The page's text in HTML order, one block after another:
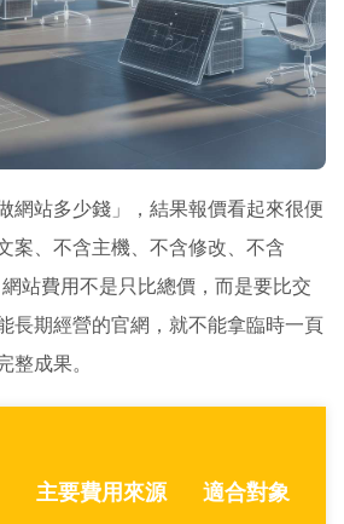
網站多少錢」，結果報價看起來很便
案、不含主機、不含修改、不含
站費用不是只比總價，而是要比交
長期經營的官網，就不能拿臨時一頁
成果。
主要費用來源 適合對象